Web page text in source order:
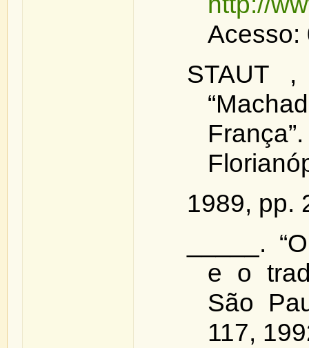
Acesso:
STAUT
1989, pp.
_____.
e o
São
117,